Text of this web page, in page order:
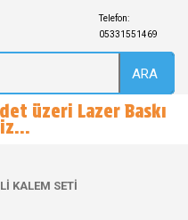
Telefon:
05331551469
ARA
üzeri Lazer Baskı
KALEM SETİ